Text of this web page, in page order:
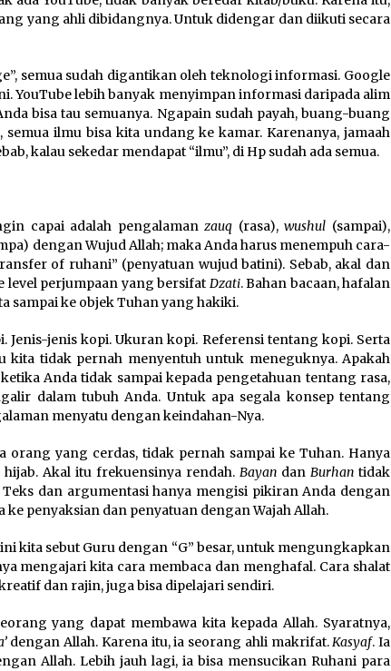
yang ahli dibidangnya. Untuk didengar dan diikuti secara
semua sudah digantikan oleh teknologi informasi. Google
YouTube lebih banyak menyimpan informasi daripada alim
bisa tau semuanya. Ngapain sudah payah, buang-buang
ilmu bisa kita undang ke kamar. Karenanya, jamaah
kalau sekedar mendapat “ilmu”, di Hp sudah ada semua.
capai adalah pengalamanzauq (rasa),wushul (sampai),
dengan Wujud Allah; maka Anda harus menempuh cara-
of ruhani” (penyatuan wujud batini). Sebab, akal dan
level perjumpaan yang bersifat Dzati. Bahan bacaan, hafalan
sampai ke objek Tuhan yang hakiki.
jenis kopi. Ukuran kopi. Referensi tentang kopi. Serta
kita tidak pernah menyentuh untuk meneguknya. Apakah
Anda tidak sampai kepada pengetahuan tentang rasa,
dalam tubuh Anda. Untuk apa segala konsep tentang
menyatu dengan keindahan-Nya.
orang yang cerdas, tidak pernah sampai ke Tuhan. Hanya
Akal itu frekuensinya rendah. Bayan dan Burhan tidak
dan argumentasi hanya mengisi pikiran Anda dengan
penyaksian dan penyatuan dengan Wajah Allah.
kita sebut Guru dengan “G” besar, untuk mengungkapkan
mengajari kita cara membaca dan menghafal. Cara shalat
dan rajin, juga bisa dipelajari sendiri.
yang dapat membawa kita kepada Allah. Syaratnya,
dengan Allah. Karena itu, ia seorang ahli makrifat.Kasyaf. Ia
Allah. Lebih jauh lagi, ia bisa mensucikan Ruhani para